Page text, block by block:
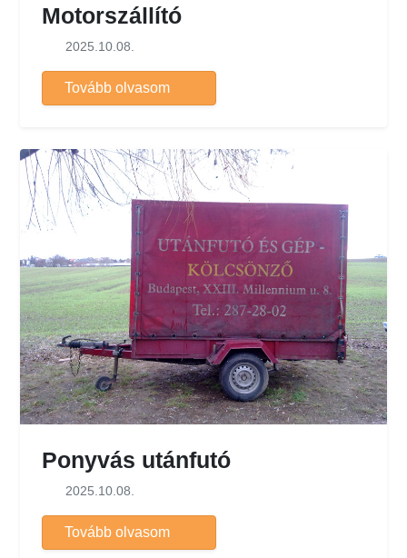
Motorszállító
2025.10.08.
Tovább olvasom
Ponyvás utánfutó
2025.10.08.
Tovább olvasom